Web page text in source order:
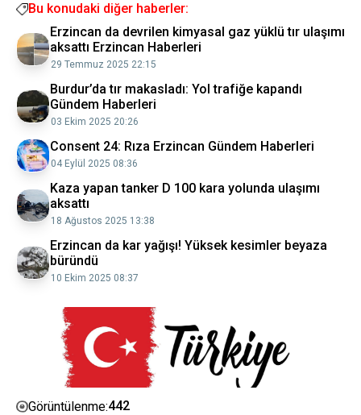
Bu konudaki diğer haberler:
Erzincan da devrilen kimyasal gaz yüklü tır ulaşımı
aksattı Erzincan Haberleri
29 Temmuz 2025 22:15
Burdur’da tır makasladı: Yol trafiğe kapandı
Gündem Haberleri
03 Ekim 2025 20:26
Consent 24: Rıza Erzincan Gündem Haberleri
04 Eylül 2025 08:36
Kaza yapan tanker D 100 kara yolunda ulaşımı
aksattı
18 Ağustos 2025 13:38
Erzincan da kar yağışı! Yüksek kesimler beyaza
büründü
10 Ekim 2025 08:37
Görüntülenme:442